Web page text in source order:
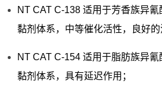
NT CAT C-138 适用于芳香族异
黏剂体系，中等催化活性，良好的
NT CAT C-154 适用于脂肪族异
黏剂体系，具有延迟作用；